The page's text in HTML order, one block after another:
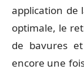
application de
optimale, le
de bavures
encore une